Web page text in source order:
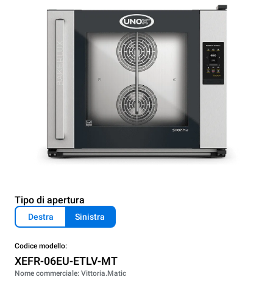
Tipo di apertura
Destra Sinistra
Codice modello:
XEFR-06EU-ETLV-MT
Nome commerciale: Vittoria.Matic